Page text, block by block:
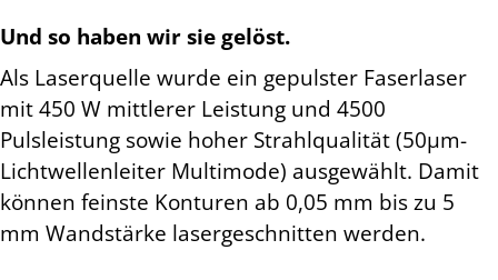
Und so haben wir sie gelöst.
Als Laserquelle wurde ein gepulster Faserlaser
mit 450 W mittlerer Leistung und 4500
Pulsleistung sowie hoher Strahlqualität (50µm-
Lichtwellenleiter Multimode) ausgewählt. Damit
können feinste Konturen ab 0,05 mm bis zu 5
mm Wandstärke lasergeschnitten werden.